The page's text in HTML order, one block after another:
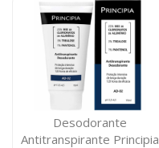
Desodorante
Antitranspirante Principia